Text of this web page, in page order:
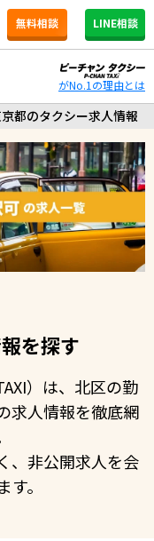
無料相談 LINE相談
がNo.1の理由とは
都のタクシー求人情報
を探す
）は、北区の勤
求人情報を徹底網
、非公開求人を会
。